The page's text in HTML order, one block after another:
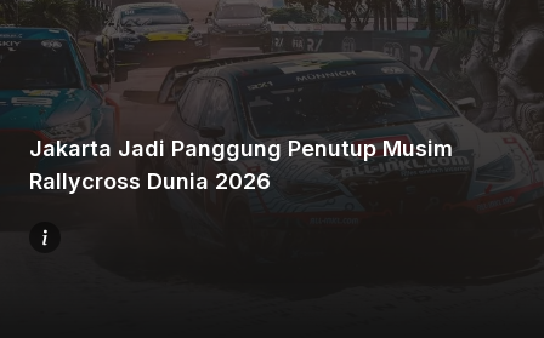
Bagikan
Sebelumnya
Jakarta Jadi Panggung Penutup Musim
Rallycross Dunia 2026